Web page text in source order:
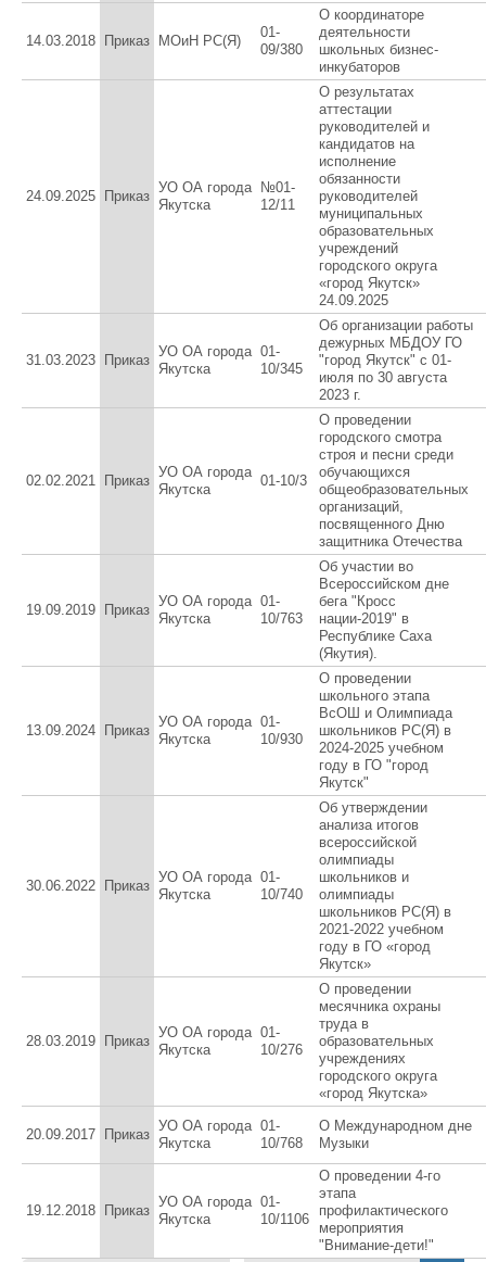
14.03.2018 Приказ МОиН РС(Я)
01-
09/380
О координаторе
деятельности
школьных бизнес-
инкубаторов
24.09.2025 Приказ
УО ОА города
Якутска
№01-
12/11
О результатах
аттестации
руководителей и
кандидатов на
исполнение
обязанности
руководителей
муниципальных
образовательных
учреждений
городского округа
«город Якутск»
24.09.2025
31.03.2023 Приказ
УО ОА города
Якутска
01-
10/345
Об организации работы
дежурных МБДОУ ГО
"город Якутск" с 01-
июля по 30 августа
2023 г.
02.02.2021 Приказ
УО ОА города
Якутска
01-10/3
О проведении
городского смотра
строя и песни среди
обучающихся
общеобразовательных
организаций,
посвященного Дню
защитника Отечества
19.09.2019 Приказ
УО ОА города
Якутска
01-
10/763
Об участии во
Всероссийском дне
бега "Кросс
нации-2019" в
Республике Саха
(Якутия).
13.09.2024 Приказ
УО ОА города
Якутска
01-
10/930
О проведении
школьного этапа
ВсОШ и Олимпиада
школьников РС(Я) в
2024-2025 учебном
году в ГО "город
Якутск"
30.06.2022 Приказ
УО ОА города
Якутска
01-
10/740
Об утверждении
анализа итогов
всероссийской
олимпиады
школьников и
олимпиады
школьников РС(Я) в
2021-2022 учебном
году в ГО «город
Якутск»
28.03.2019 Приказ
УО ОА города
Якутска
01-
10/276
О проведении
месячника охраны
труда в
образовательных
учреждениях
городского округа
«город Якутска»
20.09.2017 Приказ
УО ОА города
Якутска
01-
10/768
О Международном дне
Музыки
19.12.2018 Приказ
УО ОА города
Якутска
01-
10/1106
О проведении 4-го
этапа
профилактического
мероприятия
"Внимание-дети!"